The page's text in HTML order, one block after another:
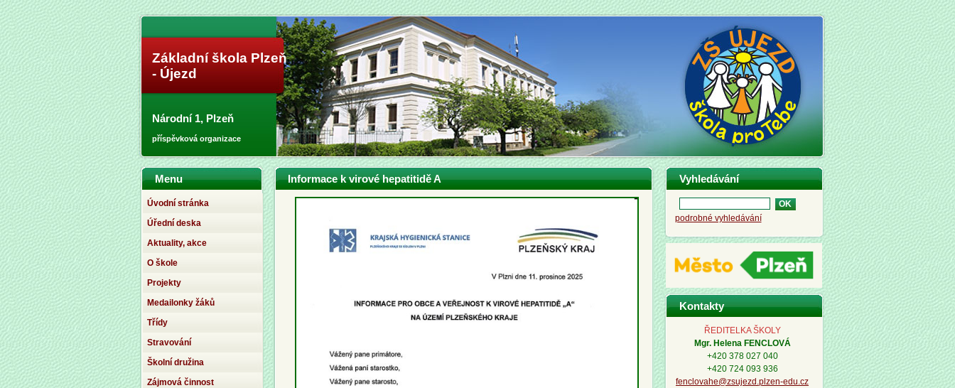
Základní škola Plzeň
- Újezd
Národní 1, Plzeň
příspěvková organizace
Vyhledávání
podrobné vyhledávání
Kontakty
ŘEDITELKA ŠKOLY
Mgr. Helena FENCLOVÁ
+420 378 027 040
+420 724 093 936
fenclovahe@zsujezd.plzen-edu.cz
Informace k virové hepatitidě A
Menu
Úvodní stránka
Úřední deska
Aktuality, akce
O škole
Projekty
Medailonky žáků
Třídy
Stravování
Školní družina
Zájmová činnost